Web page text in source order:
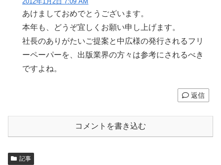
あけましておめでとうございます。
本年も、どうぞ宜しくお願い申し上げます。
社長のありがたいご提案と中広様の発行されるフリ
ーペーパーを、出版業界の方々は参考にされるべき
ですよね。
返信
コメントを書き込む
記事